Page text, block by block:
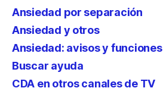
Ansiedad por separación
Ansiedad y otros
Ansiedad: avisos y funciones
Buscar ayuda
CDA en otros canales de TV